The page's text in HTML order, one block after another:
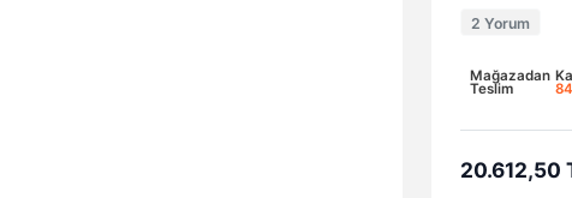
2 Yorum
Mağazadan
Teslim
20.612,50